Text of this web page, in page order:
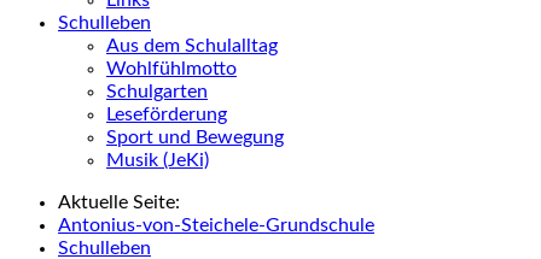
Schulleben
Aus dem Schulalltag
Wohlfühlmotto
Schulgarten
Leseförderung
Sport und Bewegung
Musik (JeKi)
Aktuelle Seite:
Antonius-von-Steichele-Grundschule
Schulleben